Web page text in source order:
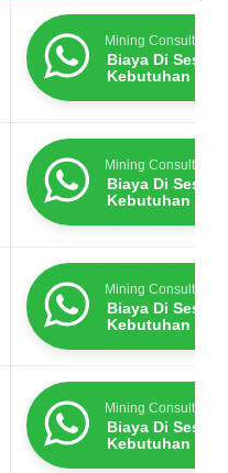
Promo Terbatas
Mining Consultants
Biaya Di
Kebutuhan
Mining Consultants
Biaya Di
Kebutuhan
Mining Consultants
Biaya Di
Kebutuhan
Mining Consultants
Biaya Di
Kebutuhan